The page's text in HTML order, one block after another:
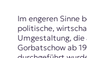
Im engeren Sinne
politische,
Umgestaltung,
Gorbatschow ab